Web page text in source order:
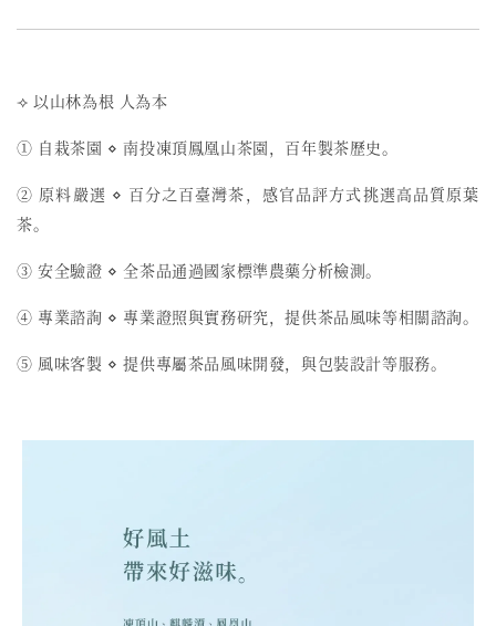
⟢ 以山林為根 人為本
① 自栽茶園 ⋄ 南投凍頂鳳凰山茶園，百年製茶歷史。
② 原料嚴選 ⋄ 百分之百臺灣茶，感官品評方式挑選高品質原葉
茶。
③ 安全驗證 ⋄ 全茶品通過國家標準農藥分析檢測。
④ 專業諮詢 ⋄ 專業證照與實務研究，提供茶品風味等相關諮詢。
⑤ 風味客製 ⋄ 提供專屬茶品風味開發，與包裝設計等服務。